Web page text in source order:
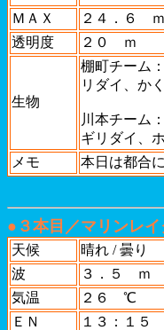
ＭＡＸ
２４．６ ｍ
透明度
２０ ｍ
生物
棚町チーム
リダイ、か
川本チーム
ギリダイ、
メモ
本日は都合
●３本目／マリンレイ
天候 晴れ / 曇り
波
３．５ ｍ
気温
２６ ℃
ＥＮ
１３：１５